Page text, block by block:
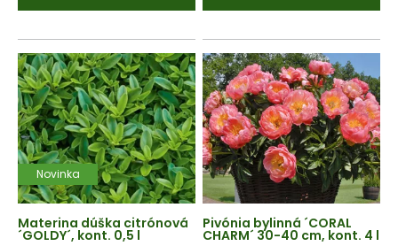
Novinka
Materina dúška citrónová
´GOLDY´, kont. 0,5 l
Pivónia bylinná ´CORAL
CHARM´ 30-40 cm, kont. 4 l